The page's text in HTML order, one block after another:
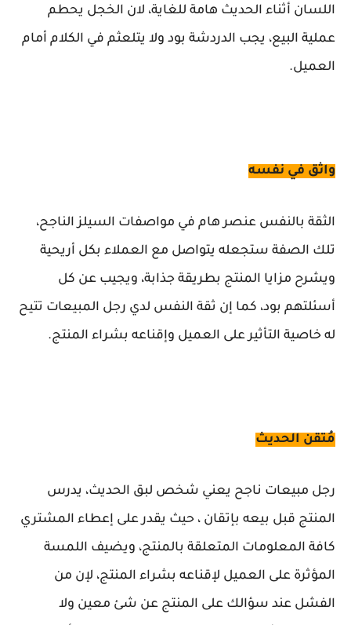
اللسان أثناء الحديث هامة للغاية، لان الخجل يحطم
عملية البيع، يجب الدردشة بود ولا يتلعثم في الكلام أمام
العميل.
واثق في نفسه
الثقة بالنفس عنصر هام في مواصفات السيلز الناجح،
تلك الصفة ستجعله يتواصل مع العملاء بكل أريحية
ويشرح مزايا المنتج بطريقة جذابة، ويجيب عن كل
أسئلتهم بود، كما إن ثقة النفس لدي رجل المبيعات تتيح
له خاصية التأثير على العميل وإقناعه بشراء المنتج.
مُتقن الحديث
رجل مبيعات ناجح يعني شخص لبق الحديث، يدرس
المنتج قبل بيعه بإتقان ، حيث يقدر على إعطاء المشتري
كافة المعلومات المتعلقة بالمنتج، ويضيف اللمسة
المؤثرة على العميل لإقناعه بشراء المنتج، لإن من
الفشل عند سؤالك على المنتج عن شئ معين ولا